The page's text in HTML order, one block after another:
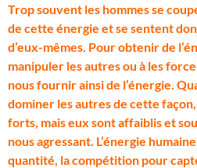
Trop souvent les hommes se
de cette énergie et se sentent
d’eux-mêmes. Pour obtenir de
manipuler les autres ou à les
nous fournir ainsi de l’énergie.
dominer les autres de cette
forts, mais eux sont affaiblis et
nous agressant. L’énergie
quantité, la compétition pour